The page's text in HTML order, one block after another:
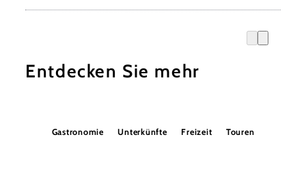
Entdecken Sie mehr
Gastronomie Unterkünfte Freizeit Touren